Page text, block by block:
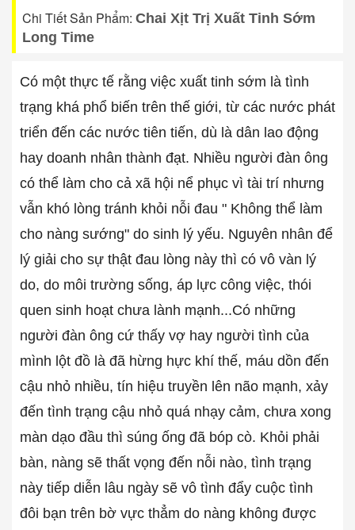
Chi Tiết Sản Phẩm: Chai Xịt Trị Xuất Tinh Sớm
Long Time
Có một thực tế rằng việc xuất tinh sớm là tình
trạng khá phổ biến trên thế giới, từ các nước phát
triển đến các nước tiên tiến, dù là dân lao động
hay doanh nhân thành đạt. Nhiều người đàn ông
có thể làm cho cả xã hội nể phục vì tài trí nhưng
vẫn khó lòng tránh khỏi nỗi đau " Không thể làm
cho nàng sướng" do sinh lý yếu. Nguyên nhân để
lý giải cho sự thật đau lòng này thì có vô vàn lý
do, do môi trường sống, áp lực công việc, thói
quen sinh hoạt chưa lành mạnh...Có những
người đàn ông cứ thấy vợ hay người tình của
mình lột đồ là đã hừng hực khí thế, máu dồn đến
cậu nhỏ nhiều, tín hiệu truyền lên não mạnh, xảy
đến tình trạng cậu nhỏ quá nhạy cảm, chưa xong
màn dạo đầu thì súng ống đã bóp cò. Khỏi phải
bàn, nàng sẽ thất vọng đến nỗi nào, tình trạng
này tiếp diễn lâu ngày sẽ vô tình đẩy cuộc tình
đôi bạn trên bờ vực thẳm do nàng không được